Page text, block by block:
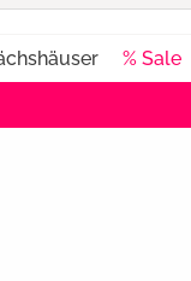
% Sale